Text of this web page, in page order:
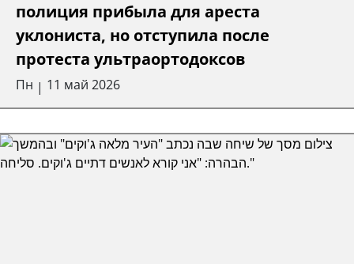
полиция прибыла для ареста
уклониста, но отступила после
протеста ультраортодоксов
Пн | 11 май 2026